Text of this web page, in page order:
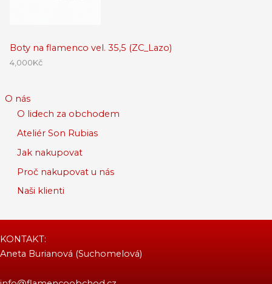
Boty na flamenco vel. 35,5 (ZC_Lazo)
4,000Kč
O nás
O lidech za obchodem
Ateliér Son Rubias
Jak nakupovat
Proč nakupovat u nás
Naši klienti
KONTAKT:
Aneta Burianová (Suchomelová)